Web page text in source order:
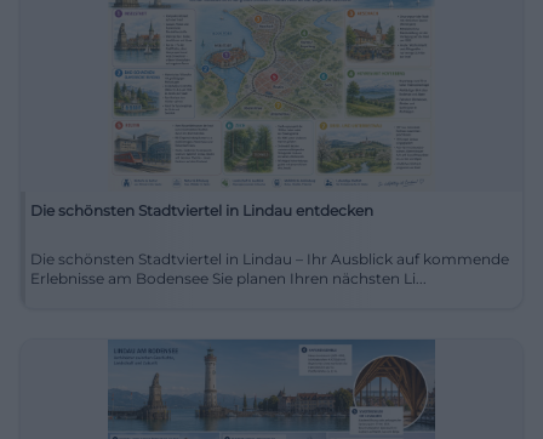
Die schönsten Stadtviertel in Lindau entdecken
Die schönsten Stadtviertel in Lindau – Ihr Ausblick auf kommende
Erlebnisse am Bodensee Sie planen Ihren nächsten Li...